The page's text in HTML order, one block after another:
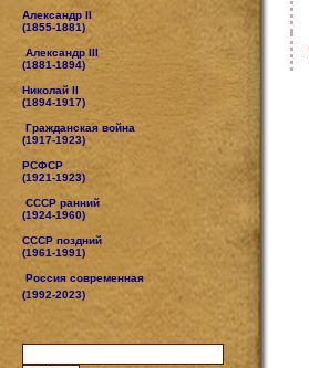
Александр II
(1855-1881)
Александр III
(1881-1894)
Николай II
(1894-1917)
Гражданская война
(1917-1923)
РСФСР
(1921-1923)
СССР ранний
(1924-1960)
СССР поздний
(1961-1991)
Россия современная
(1992-2023)